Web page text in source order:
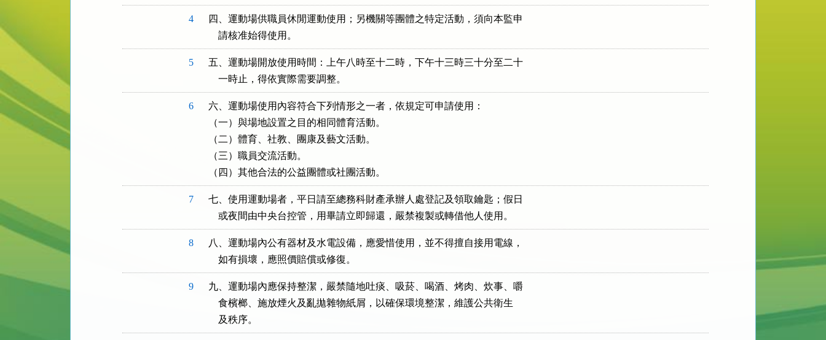
4
四、運動場供職員休閒運動使用；另機關等團體之特定活動，須向本監申
    請核准始得使用。
5
五、運動場開放使用時間：上午八時至十二時，下午十三時三十分至二十
    一時止，得依實際需要調整。
6
六、運動場使用內容符合下列情形之一者，依規定可申請使用：
（一）與場地設置之目的相同體育活動。
（二）體育、社教、團康及藝文活動。
（三）職員交流活動。
（四）其他合法的公益團體或社團活動。
7
七、使用運動場者，平日請至總務科財產承辦人處登記及領取鑰匙；假日
    或夜間由中央台控管，用畢請立即歸還，嚴禁複製或轉借他人使用。
8
八、運動場內公有器材及水電設備，應愛惜使用，並不得擅自接用電線，
    如有損壞，應照價賠償或修復。
9
九、運動場內應保持整潔，嚴禁隨地吐痰、吸菸、喝酒、烤肉、炊事、嚼
    食檳榔、施放煙火及亂拋雜物紙屑，以確保環境整潔，維護公共衛生
    及秩序。